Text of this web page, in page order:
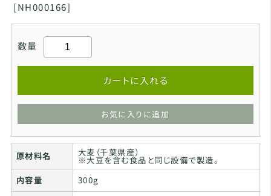
[NH000166]
数量
カートに入れる
お気に入りに追加
原材料名 大麦（千葉県産）
※大豆を含む食品と同じ設備で製造。
内容量
300g